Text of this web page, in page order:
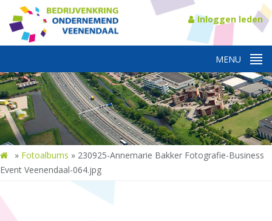
Inloggen leden
» Fotoalbums » 230925-Annemarie Bakker Fotografie-Business
Event Veenendaal-064.jpg